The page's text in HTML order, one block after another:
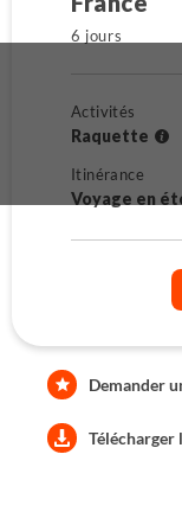
6 jours
Activités
Raquette
Itinérance
Voyage en
Demander
Télécharger